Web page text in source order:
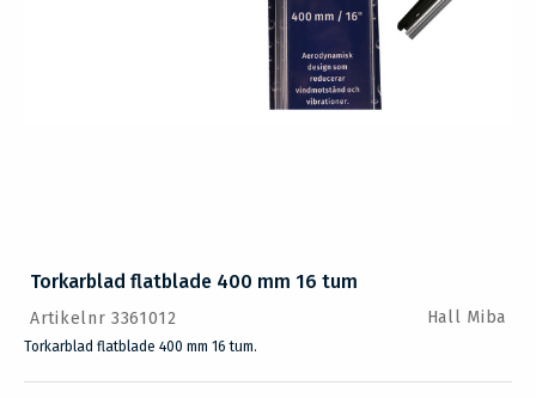
Torkarblad flatblade 400 mm 16 tum
Artikelnr 3361012 Hall Miba
Torkarblad flatblade 400 mm 16 tum.